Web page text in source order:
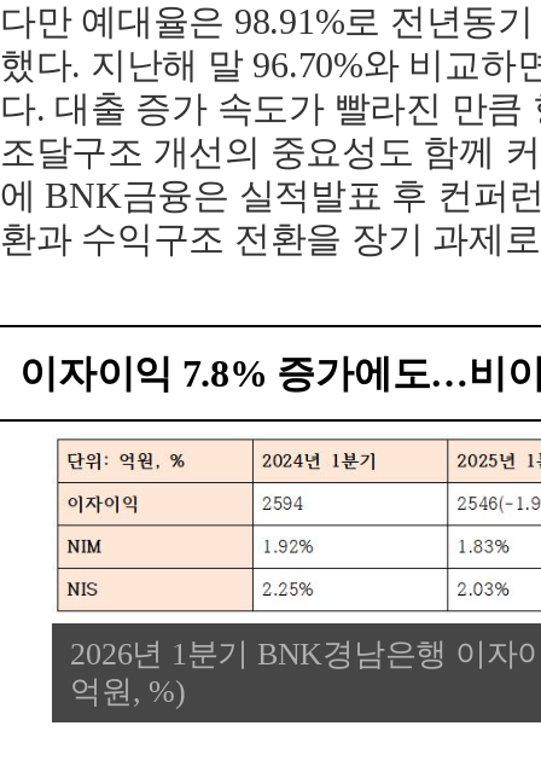
다만 예대율은 98.91%로 전년동
했다. 지난해 말 96.70%와 비교하
다. 대출 증가 속도가 빨라진 만큼
조달구조 개선의 중요성도 함께
에 BNK금융은 실적발표 후 컨퍼
환과 수익구조 전환을 장기 과제
이자이익 7.8% 증가에도…비
2026년 1분기 BNK경남은행 이자
억원, %)